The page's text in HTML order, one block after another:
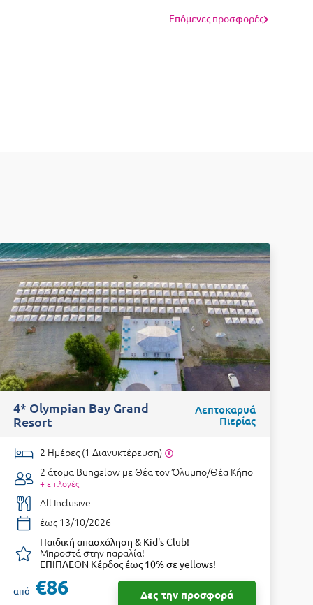
Επόμενες προσφορές
4* Olympian Bay Grand
Resort
Λεπτοκαρυά
Πιερίας
2 Ημέρες (1 Διανυκτέρευση)
2 άτομα Bungalow με Θέα τον Όλυμπο/Θέα Κήπο
+ επιλογές
All Inclusive
έως 13/10/2026
Παιδική απασχόληση & Kid's Club!
Μπροστά στην παραλία!
ΕΠΙΠΛΕΟΝ Κέρδος έως 10% σε yellows!
από €86 Δες την προσφορά